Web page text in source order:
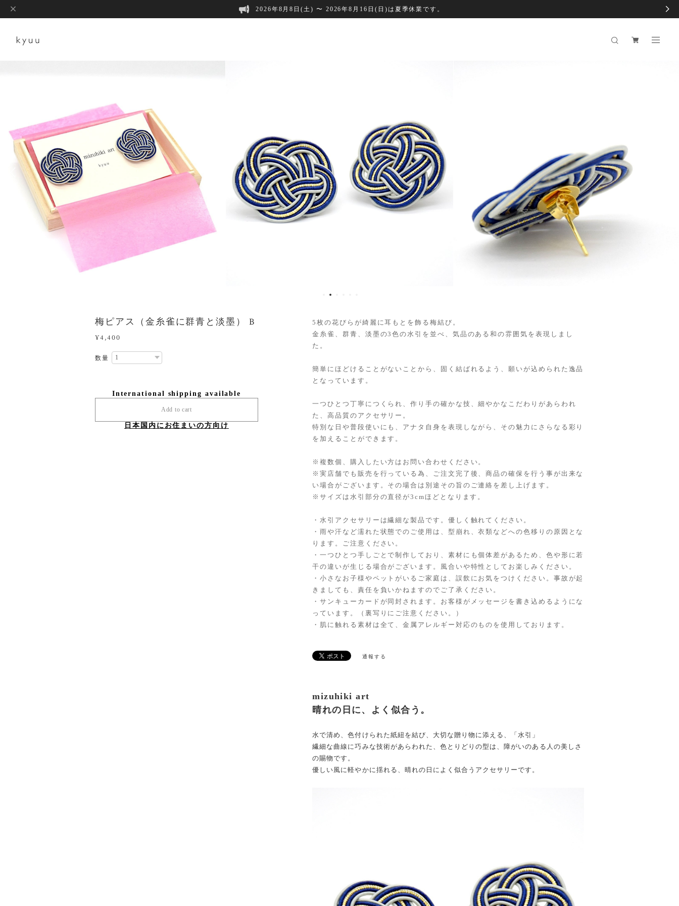
2026年8月8日(土) 〜 2026年8月16日(日)は夏季休業です。
梅ピアス（金糸雀に群青と淡墨） B
¥4,400
数量
International shipping available
Add to cart
日本国内にお住まいの方向け
5枚の花びらが綺麗に耳もとを飾る梅結び。
金糸雀、群青、淡墨の3色の水引を並べ、気品のある和の雰囲気を表現しまし
た。
簡単にほどけることがないことから、固く結ばれるよう、願いが込められた逸品
となっています。
一つひとつ丁寧につくられ、作り手の確かな技、細やかなこだわりがあらわれ
た、高品質のアクセサリー。
特別な日や普段使いにも、アナタ自身を表現しながら、その魅力にさらなる彩り
を加えることができます。
※複数個、購入したい方はお問い合わせください。
※実店舗でも販売を行っている為、ご注文完了後、商品の確保を行う事が出来な
い場合がございます。その場合は別途その旨のご連絡を差し上げます。
※サイズは水引部分の直径が3cmほどとなります。
・水引アクセサリーは繊細な製品です。優しく触れてください。
・雨や汗など濡れた状態でのご使用は、型崩れ、衣類などへの色移りの原因とな
ります。ご注意ください。
・一つひとつ手しごとで制作しており、素材にも個体差があるため、色や形に若
干の違いが生じる場合がございます。風合いや特性としてお楽しみください。
・小さなお子様やペットがいるご家庭は、誤飲にお気をつけください。事故が起
きましても、責任を負いかねますのでご了承ください。
・サンキューカードが同封されます。お客様がメッセージを書き込めるようにな
っています。（裏写りにご注意ください。）
・肌に触れる素材は全て、金属アレルギー対応のものを使用しております。
通報する
mizuhiki art
晴れの日に、よく似合う。
水で清め、色付けられた紙紐を結び、大切な贈り物に添える、「水引」
繊細な曲線に巧みな技術があらわれた、色とりどりの型は、障がいのある人の美しさ
の賜物です。
優しい風に軽やかに揺れる、晴れの日によく似合うアクセサリーです。